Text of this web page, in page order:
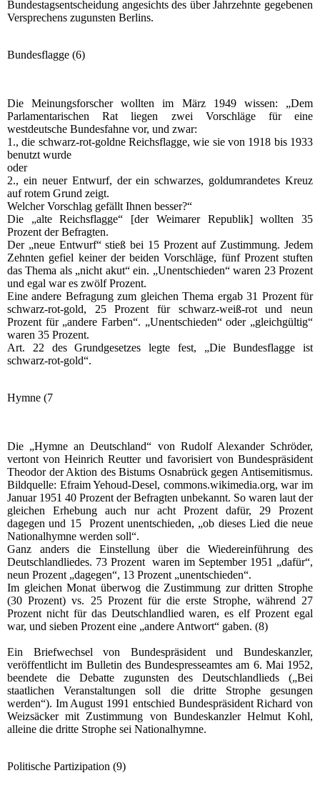
Bundestagsentscheidung angesichts des über Jahrzehnte gegebenen
Versprechens zugunsten Berlins.
Bundesflagge (6)
Die Meinungsforscher wollten im März 1949 wissen: „Dem
Parlamentarischen Rat liegen zwei Vorschläge für eine
westdeutsche Bundesfahne vor, und zwar:
1., die schwarz-rot-goldne Reichsflagge, wie sie von 1918 bis 1933
benutzt wurde
oder
2., ein neuer Entwurf, der ein schwarzes, goldumrandetes Kreuz
auf rotem Grund zeigt.
Welcher Vorschlag gefällt Ihnen besser?“
Die „alte Reichsflagge“ [der Weimarer Republik] wollten 35
Prozent der Befragten.
Der „neue Entwurf“ stieß bei 15 Prozent auf Zustimmung. Jedem
Zehnten gefiel keiner der beiden Vorschläge, fünf Prozent stuften
das Thema als „nicht akut“ ein. „Unentschieden“ waren 23 Prozent
und egal war es zwölf Prozent.
Eine andere Befragung zum gleichen Thema ergab 31 Prozent für
schwarz-rot-gold, 25 Prozent für schwarz-weiß-rot und neun
Prozent für „andere Farben“. „Unentschieden“ oder „gleichgültig“
waren 35 Prozent.
Art. 22 des Grundgesetzes legte fest, „Die Bundesflagge ist
schwarz-rot-gold“.
Hymne (7
Die „Hymne an Deutschland“ von Rudolf Alexander Schröder,
vertont von Heinrich Reutter und favorisiert von Bundespräsident
Theodor der Aktion des Bistums Osnabrück gegen Antisemitismus.
Bildquelle: Efraim Yehoud-Desel, commons.wikimedia.org, war im
Januar 1951 40 Prozent der Befragten unbekannt. So waren laut der
gleichen Erhebung auch nur acht Prozent dafür, 29 Prozent
dagegen und 15 Prozent unentschieden, „ob dieses Lied die neue
Nationalhymne werden soll“.
Ganz anders die Einstellung über die Wiedereinführung des
Deutschlandliedes. 73 Prozent waren im September 1951 „dafür“,
neun Prozent „dagegen“, 13 Prozent „unentschieden“.
Im gleichen Monat überwog die Zustimmung zur dritten Strophe
(30 Prozent) vs. 25 Prozent für die erste Strophe, während 27
Prozent nicht für das Deutschlandlied waren, es elf Prozent egal
war, und sieben Prozent eine „andere Antwort“ gaben. (8)
Ein Briefwechsel von Bundespräsident und Bundeskanzler,
veröffentlicht im Bulletin des Bundespresseamtes am 6. Mai 1952,
beendete die Debatte zugunsten des Deutschlandlieds („Bei
staatlichen Veranstaltungen soll die dritte Strophe gesungen
werden“). Im August 1991 entschied Bundespräsident Richard von
Weizsäcker mit Zustimmung von Bundeskanzler Helmut Kohl,
alleine die dritte Strophe sei Nationalhymne.
Politische Partizipation (9)